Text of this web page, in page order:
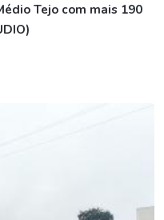
Tejo com mais 190